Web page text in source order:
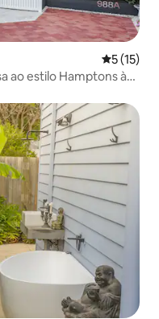
5 de uma
5 (15)
ao estilo Hamptons à